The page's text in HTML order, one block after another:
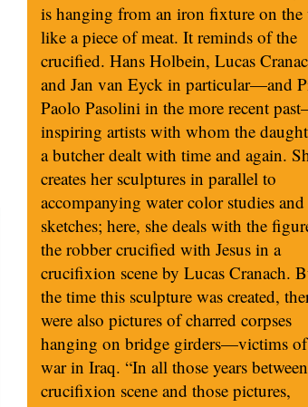
is hanging from an iron fixture on
like a piece of meat. It reminds of the
crucified. Hans Holbein, Lucas
and Jan van Eyck in particular—and
Paolo Pasolini in the more recent
inspiring artists with whom the
a butcher dealt with time and again.
creates her sculptures in parallel to
accompanying water color studies and
sketches; here, she deals with the
the robber crucified with Jesus in a
crucifixion scene by Lucas Cranach.
the time this sculpture was created,
were also pictures of charred corpses
hanging on bridge girders—victims
war in Iraq. “In all those years
crucifixion scene and those pictures,